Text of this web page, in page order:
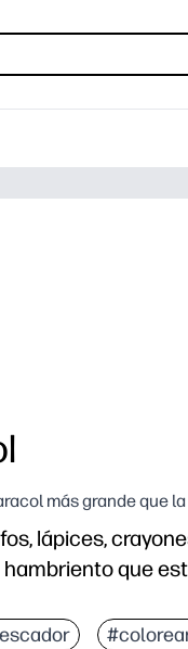
más grande que
lápices,
que
de impresión y